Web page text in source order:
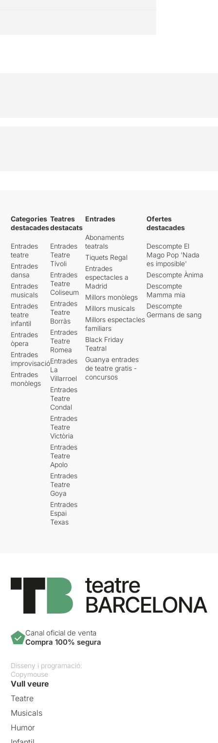
Categories
destacades
Entrades
teatre
Entrades
dansa
Entrades
musicals
Entrades
teatre
infantil
Entrades
òpera
Entrades
improvisació
Entrades
monòlegs
Teatres
destacats
Entrades
Teatre
Tívoli
Entrades
Teatre
Coliseum
Entrades
Teatre
Borràs
Entrades
Teatre
Romea
Entrades
La
Villarroel
Entrades
Teatre
Condal
Entrades
Teatre
Victòria
Entrades
Teatre
Apolo
Entrades
Teatre
Goya
Entrades
Espai
Texas
Entrades
Abonaments
teatrals
Tiquets Regal
Entrades
espectacles a
Madrid
Millors monòlegs
Millors musicals
Millors espectacles
familiars
Black Friday
Teatral
Guanya entrades
de teatre gratis -
concursos
Ofertes
destacades
Descompte El
Mago Pop 'Nada
es imposible'
Descompte Ànima
Descompte
Mamma mia
Descompte
Germans de sang
Canal oficial de venta
Compra 100% segura
Disseny i programació:
Copymouse
Vull veure
Teatre
Musicals
Humor